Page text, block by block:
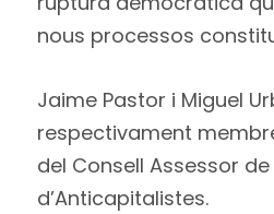
nous processos
Jaime Pastor i Miguel
respectivament
del Consell Assessor
d’Anticapitalistes.